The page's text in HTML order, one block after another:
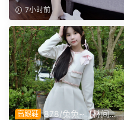
丰富画面层次。兼顾全...
7小时前
高跟鞋 878/兔兔~【林间甜